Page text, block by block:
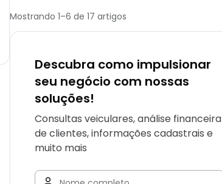
Mostrando 1–6 de 17 artigos
Descubra como impulsionar
seu negócio com nossas
soluções!
Consultas veiculares, análise financeira
de clientes, informações cadastrais e
muito mais